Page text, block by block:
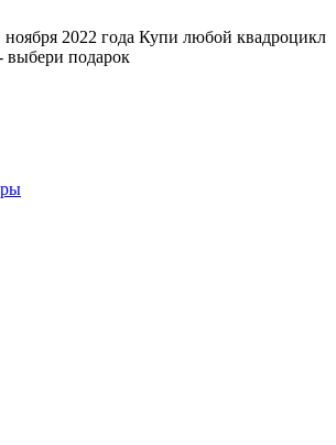
ноября 2022 года Купи любой квадроцикл
выбери подарок